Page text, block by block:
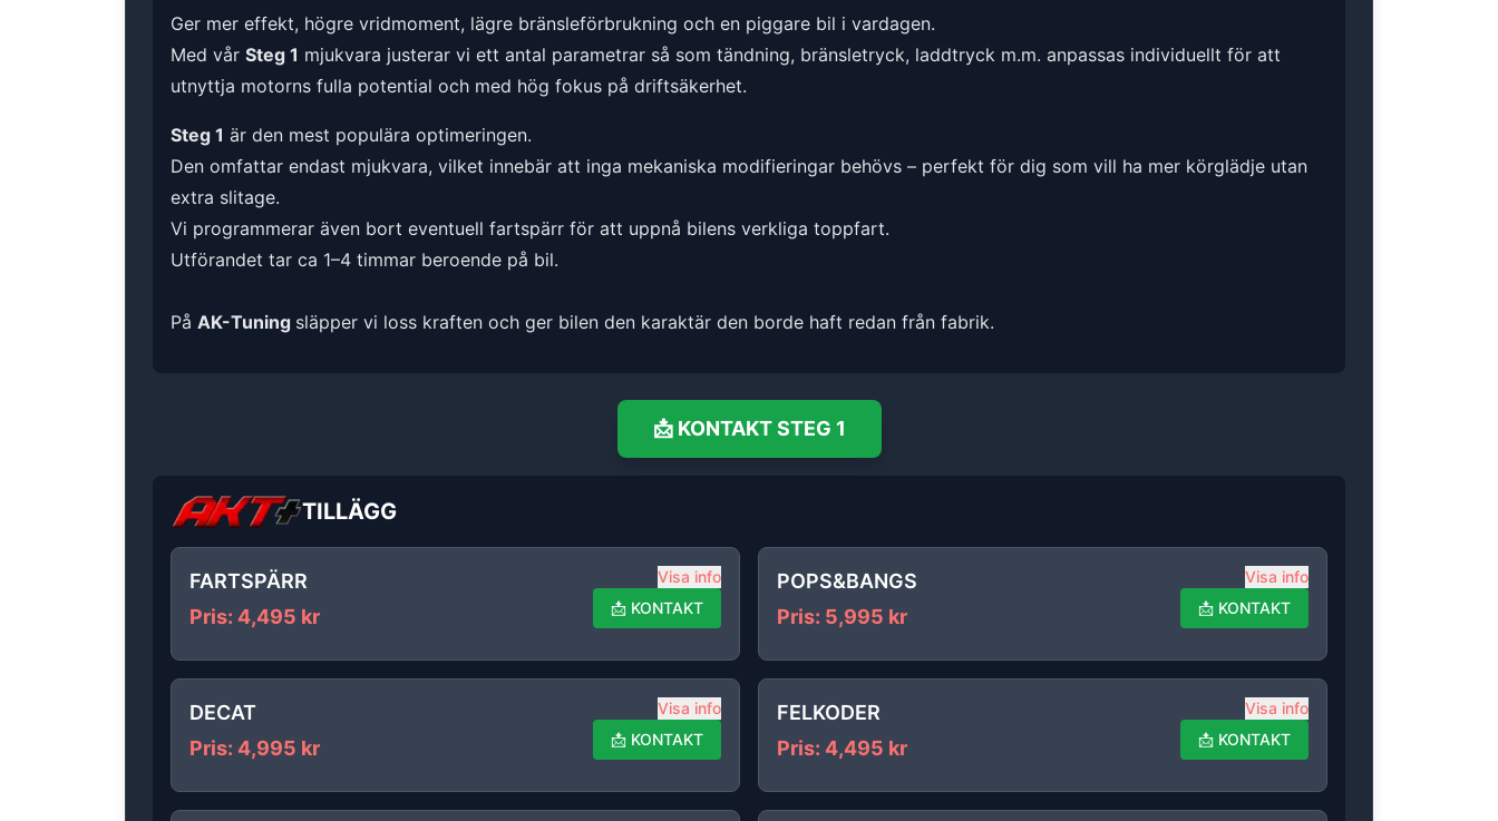
Ger mer effekt, högre vridmoment, lägre bränsleförbrukning och en piggare bil i vardagen.
Med vår Steg 1 mjukvara justerar vi ett antal parametrar så som tändning, bränsletryck, laddtryck m.m. anpassas individuellt för att
utnyttja motorns fulla potential och med hög fokus på driftsäkerhet.
Steg 1 är den mest populära optimeringen.
Den omfattar endast mjukvara, vilket innebär att inga mekaniska modifieringar behövs – perfekt för dig som vill ha mer körglädje utan
extra slitage.
Vi programmerar även bort eventuell fartspärr för att uppnå bilens verkliga toppfart.
Utförandet tar ca 1–4 timmar beroende på bil.
På AK-Tuning släpper vi loss kraften och ger bilen den karaktär den borde haft redan från fabrik.
📩 KONTAKT STEG 1
TILLÄGG
FARTSPÄRR
Pris: 4,495 kr
Visa info
📩 KONTAKT
POPS&BANGS
Pris: 5,995 kr
Visa info
📩 KONTAKT
DECAT
Pris: 4,995 kr
Visa info
📩 KONTAKT
FELKODER
Pris: 4,495 kr
Visa info
📩 KONTAKT